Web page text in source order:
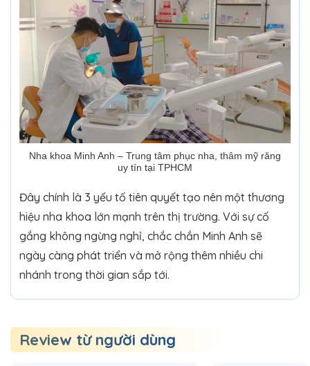
Nha khoa Minh Anh – Trung tâm phục nha, thâm mỹ răng
uy tín tại TPHCM
Đây chính là 3 yếu tố tiên quyết tạo nên một thương
hiệu nha khoa lớn mạnh trên thị trường. Với sự cố
gắng không ngừng nghỉ, chắc chắn Minh Anh sẽ
ngày càng phát triển và mở rộng thêm nhiều chi
nhánh trong thời gian sắp tới.
Review từ người dùng